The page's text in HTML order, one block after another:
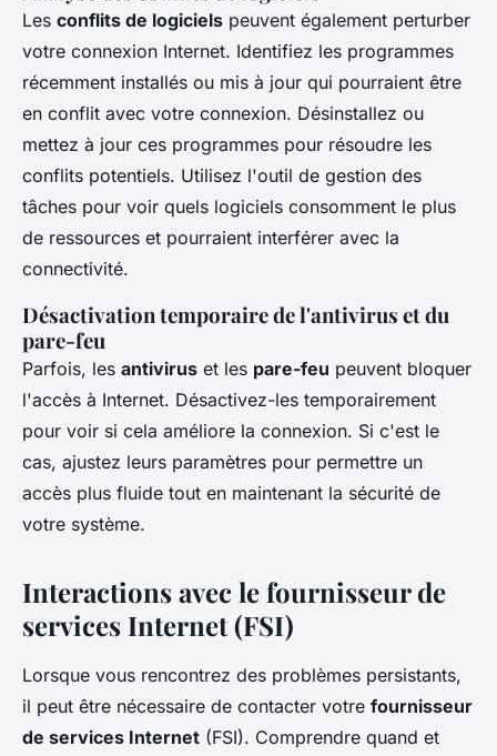
Les conflits de logiciels peuvent également perturber
votre connexion Internet. Identifiez les programmes
récemment installés ou mis à jour qui pourraient être
en conflit avec votre connexion. Désinstallez ou
mettez à jour ces programmes pour résoudre les
conflits potentiels. Utilisez l'outil de gestion des
tâches pour voir quels logiciels consomment le plus
de ressources et pourraient interférer avec la
connectivité.
Désactivation temporaire de l'antivirus et du
pare-feu
Parfois, les antivirus et les pare-feu peuvent bloquer
l'accès à Internet. Désactivez-les temporairement
pour voir si cela améliore la connexion. Si c'est le
cas, ajustez leurs paramètres pour permettre un
accès plus fluide tout en maintenant la sécurité de
votre système.
Interactions avec le fournisseur de
services Internet (FSI)
Lorsque vous rencontrez des problèmes persistants,
il peut être nécessaire de contacter votre fournisseur
de services Internet (FSI). Comprendre quand et